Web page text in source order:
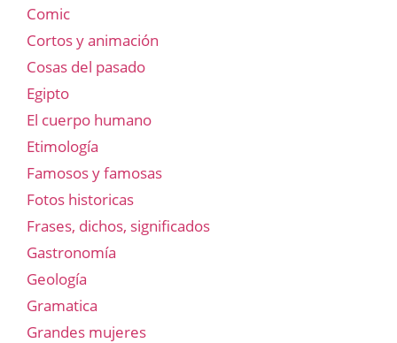
Comic
Cortos y animación
Cosas del pasado
Egipto
El cuerpo humano
Etimología
Famosos y famosas
Fotos historicas
Frases, dichos, significados
Gastronomía
Geología
Gramatica
Grandes mujeres